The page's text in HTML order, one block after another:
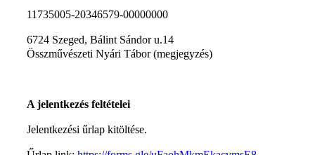
11735005-20346579-00000000
6724 Szeged, Bálint Sándor u.14
Összművészeti Nyári Tábor (megjegyzés)
A jelentkezés feltételei
Jelentkezési űrlap kitöltése.